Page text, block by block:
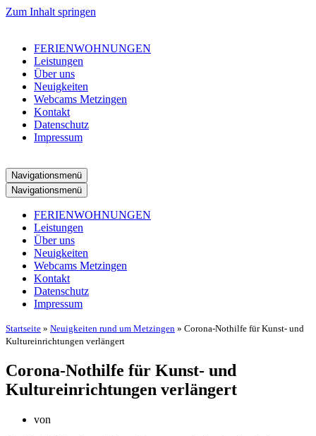
Zum Inhalt springen
FERIENWOHNUNGEN
Leistungen
Über uns
Neuigkeiten
Webcams Metzingen
Kontakt
Datenschutz
Impressum
Navigationsmenü
Navigationsmenü
FERIENWOHNUNGEN
Leistungen
Über uns
Neuigkeiten
Webcams Metzingen
Kontakt
Datenschutz
Impressum
Startseite » Neuigkeiten rund um Metzingen » Corona-Nothilfe für Kunst- und
Kultureinrichtungen verlängert
Corona-Nothilfe für Kunst- und
Kultureinrichtungen verlängert
von